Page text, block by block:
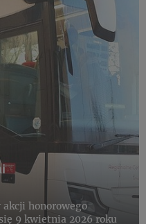
akcji honorowego
9 kwietnia 2026 roku